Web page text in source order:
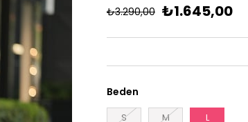
₺3.290,00 ₺1.645,00
Beden
S M L